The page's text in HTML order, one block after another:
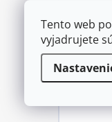
Tento web
vyjadrujete